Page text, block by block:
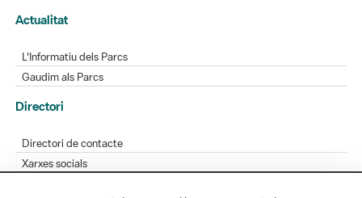
Actualitat
L'Informatiu dels Parcs
Gaudim als Parcs
Directori
Directori de contacte
Xarxes socials